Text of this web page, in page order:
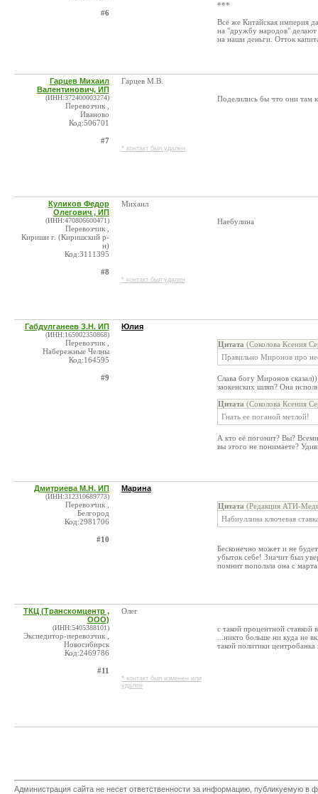
#6
***
Всё же Китайская империя
на "дружбу народов"
на наши деньги. Отток
Гарцев Михаил
Валентинович, ИП
(ИНН:372400003274)
Перевозчик ,
Иваново
Код:506701
#7
Гарцев М.В.
* контакт был удален
Поделились бы что они
Куликов Федор
Олегович , ИП
(ИНН:470806600471)
Перевозчик ,
Кириши г. (Киришский р-
н)
Код:3111395
#8
Михаил
* контакт был удален
Наебулина
Габдулганеев З.Н. ИП
(ИНН:165002350868)
Перевозчик ,
Набережные Челны
Код:164595
#9
Юлия
Цитата (Соколова Ксения
Правильно Миронов про
Слава богу Миронов
заокенских шляп? Она
Цитата (Соколова Ксения
Гнать ее поганой метлой!
А кто её погонит? Вы?
вы этого не понимаете?
Дмитриева М.Н. ИП
(ИНН:312310689773)
Перевозчик ,
Белгород
Код:2981706
#10
Марина
Цитата (Редакция АТИ-
Набиуллина ключевая
Бесконечно может и не
убыток себе! Значит был
помнит поползла она с
ТКЦ (Транскомцентр ,
ООО)
(ИНН:5405388101)
Экспедитор-перевозчик ,
Новосибирск
Код:2469786
#11
Олег
* контакт был изменен или
удален
с такой процентной
...никто больше ни куда не
такой политики центробанка
Администрация сайта не несет ответственности за информацию, публикуемую